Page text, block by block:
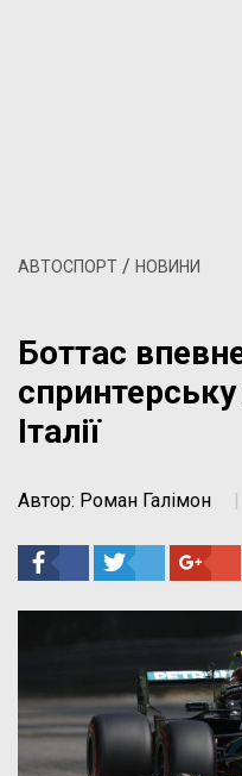
АВТОСПОРТ / НОВИНИ
Боттас
Італії
Автор: Роман Галімон |